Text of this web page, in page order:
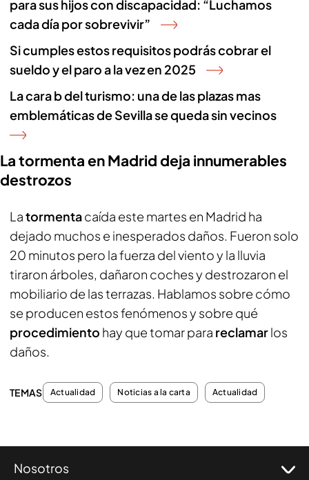
para sus hijos con discapacidad: “Luchamos
cada día por sobrevivir”
Si cumples estos requisitos podrás cobrar el
sueldo y el paro a la vez en 2025
La cara b del turismo: una de las plazas mas
emblemáticas de Sevilla se queda sin vecinos
La tormenta en Madrid deja innumerables
destrozos
Latormentacaída este martes en Madrid ha
dejado muchos e inesperados daños. Fueron solo
20 minutos pero la fuerza del viento y la lluvia
tiraron árboles, dañaron coches y destrozaron el
mobiliario de las terrazas. Hablamos sobre cómo
se producen estos fenómenos y sobre qué
procedimiento hay que tomar para reclamarlos
daños.
TEMAS Actualidad Noticias a la carta Actualidad
Nosotros